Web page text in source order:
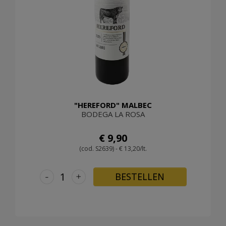
"HEREFORD" MALBEC
BODEGA LA ROSA
€ 9,90
(cod. S2639) - € 13,20/lt.
+
- BESTELLEN